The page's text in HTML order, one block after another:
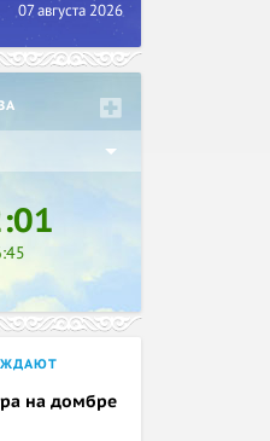
07 августа 2026
на домбре